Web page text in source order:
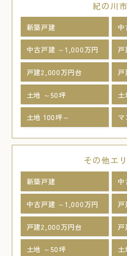
紀の川市
新築戸建 中
中古戸建 ～1,000万円
戸建2,000万円台
土地 ～50坪
土地 100坪～ マ
その他エ
新築戸建 中
中古戸建 ～1,000万円
戸建2,000万円台
土地 ～50坪